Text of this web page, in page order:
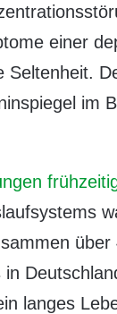
einer
Seltenheit.
im
über
langes